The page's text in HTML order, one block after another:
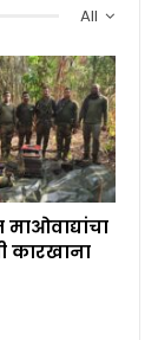
All
कारखाना